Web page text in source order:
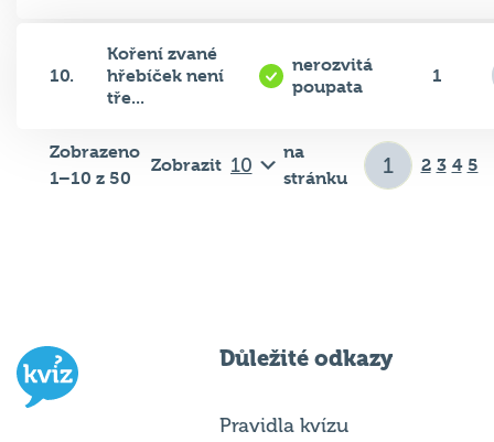
10.
Koření zvané
hřebíček není
tře...
nerozvitá
poupata
1
Zobrazeno
1–10 z 50
Zobrazit
na
stránku
2 3 4 5
Důležité odkazy
Pravidla kvízu